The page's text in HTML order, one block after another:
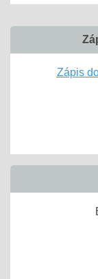
Zápis